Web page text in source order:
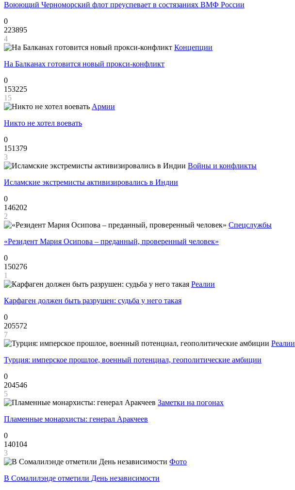
Воюющий Черноморский флот преуспевает в состязаниях ВМФ России
0
223895
4
Концепции
На Балканах готовится новый прокси-конфликт
0
153225
15
Армии
Никто не хотел воевать
0
151379
3
Войны и конфликты
Исламские экстремисты активизировались в Индии
0
146202
2
Спецслужбы
«Резидент Мария Осипова – преданный, проверенный человек»
0
150276
1
Реалии
Карфаген должен быть разрушен: судьба у него такая
0
205572
7
Реалии
Турция: имперское прошлое, военный потенциал, геополитические амбиции
0
204546
5
Заметки на погонах
Пламенные монархисты: генерал Аракчеев
0
140104
3
Фото
В Сомалилэнде отметили День независимости